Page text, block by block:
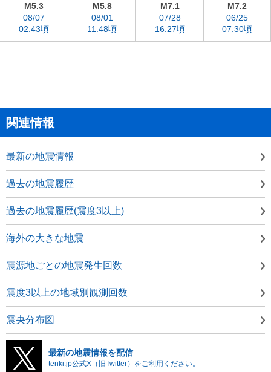
M5.3
08/07
02:43頃
M5.8
08/01
11:48頃
M7.1
07/28
16:27頃
M7.2
06/25
07:30頃
関連情報
最新の地震情報
過去の地震履歴
過去の地震履歴(震度3以上)
海外の大きな地震
震源地ごとの地震発生回数
震度3以上の地域別観測回数
震央分布図
最新の地震情報を配信
tenki.jp公式X（旧Twitter）をご利用ください。